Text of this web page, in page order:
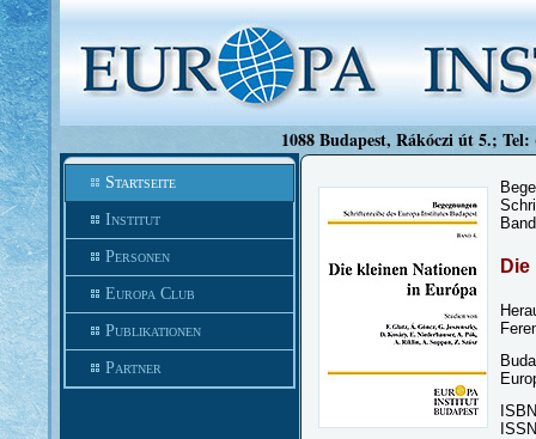
1088 Budapest, Rákóczi út 5.;
Startseite
Institut
Personen
Europa Club
Publikationen
Partner